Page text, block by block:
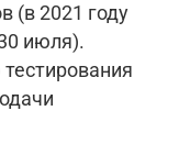
(в 2021 году
июля).